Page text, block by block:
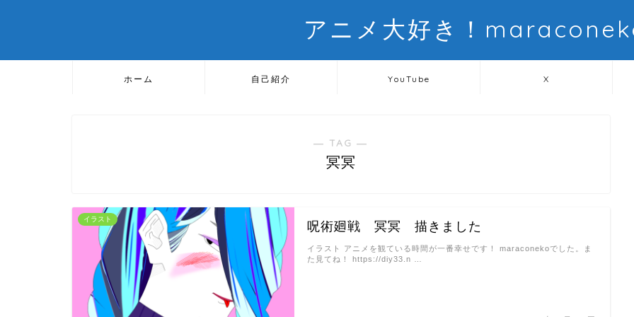
アニメ大好き！
ホーム 自己紹介 YouTube X
― TAG ―
冥冥
イラスト
呪術廻戦 冥冥 描きました
イラスト アニメを観ている時間が一番幸せです！ maraconekoでした。ま
た見てね！ https://diy33.n …